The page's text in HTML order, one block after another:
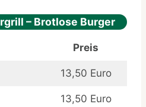
– Brotlose Burger
Preis
13,50 Euro
13,50 Euro